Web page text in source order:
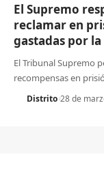
El Supremo
reclamar en
gastadas por
El Tribunal Supremo
recompensas en
Distrito 28 de